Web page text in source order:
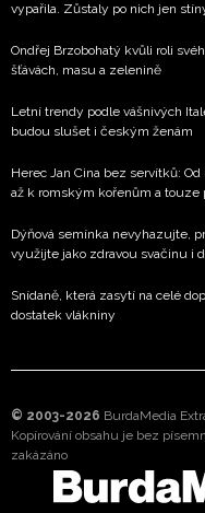
vypařila. Zůstaly po nich jen
Ondřej Brzobohatý kvůli roli
šťávách, masu a zelenině
Letní trendy podle vášnivých
budou slušet i českým ženám
Herec Jan Cina bez servítků: Od
až k romským kořenům a touze
Dýňová semínka nevyhazujte,
využijte jako zdravou svačinu i
Snídaně, která zasytí na celé
dostatek vlákniny
© 2003-2026 BurdaMedia
Kopírování obsahu je bez
zakázáno